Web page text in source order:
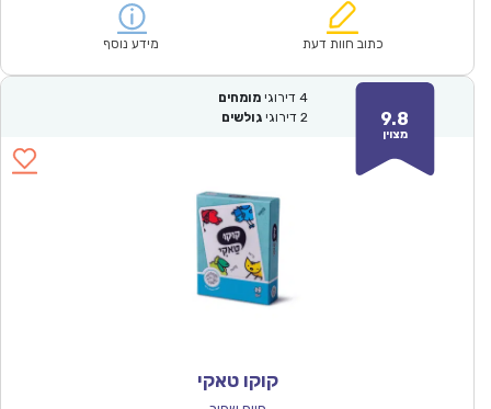
₪124.00.
הוא:
כתוב חוות דעת מידע נוסף
9.8
מצוין
4 דירוגי מומחים
2 דירוגי גולשים
קוקו טאקי